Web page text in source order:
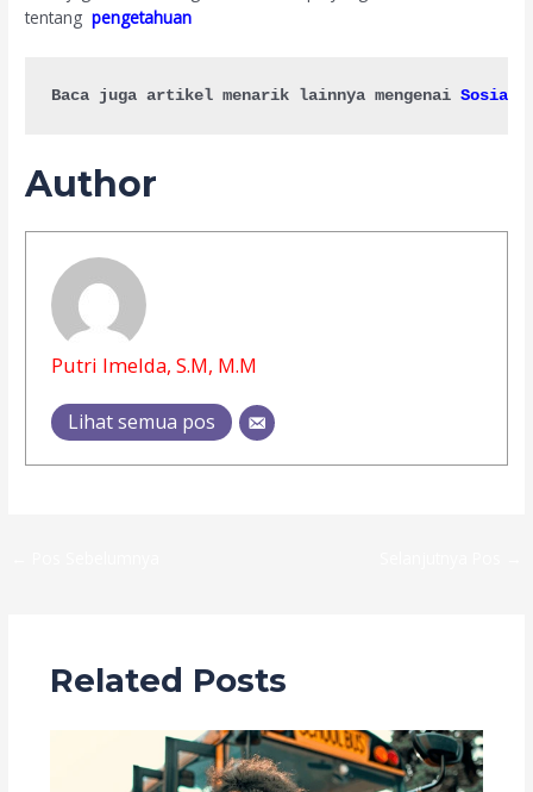
tentang pengetahuan
Baca juga artikel menarik lainnya mengenai Sosial
Author
Putri Imelda, S.M, M.M
Lihat semua pos
Related Posts